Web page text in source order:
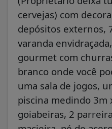
cervejas) com
depósitos externos,
varanda
gourmet com
branco onde você
uma sala de jogos,
piscina medindo
goiabeiras, 2